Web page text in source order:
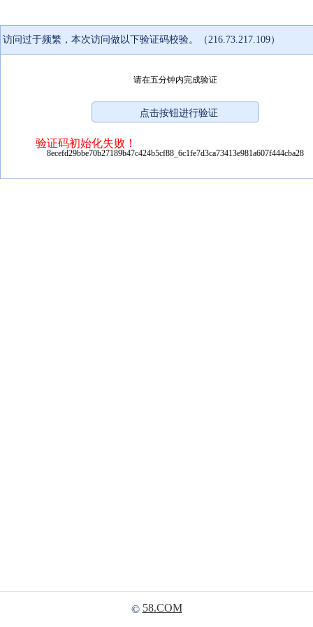
访问过于频繁，本次访问做以下验证码校验。（216.73.217.109）
请在五分钟内完成验证
验证码初始化失败！
8ecefd29bbe70b27189b47c424b5cf88_6c1fe7d3ca73413e981a607f444cba28
© 58.COM